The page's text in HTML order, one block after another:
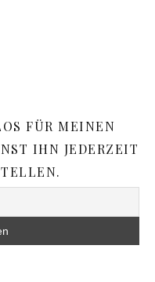
FÜR MEINEN
IHN JEDERZEIT